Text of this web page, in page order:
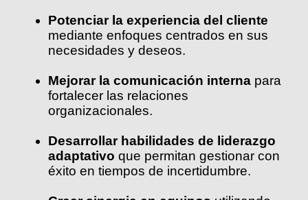
Potenciar la experiencia del cliente
mediante enfoques centrados en sus
necesidades y deseos.
Mejorar la comunicación interna para
fortalecer las relaciones
organizacionales.
Desarrollar habilidades de liderazgo
adaptativo que permitan gestionar con
éxito en tiempos de incertidumbre.